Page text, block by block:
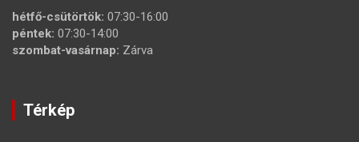
hétfő-csütörtök: 07:30-16:00
péntek: 07:30-14:00
szombat-vasárnap: Zárva
Térkép